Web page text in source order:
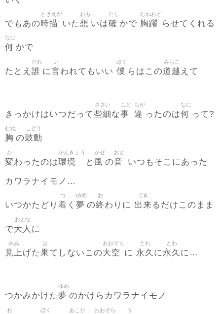
でもあの時描
ときえが
いた想
おも
いは確
たし
かで 胸躍
むねおど
らせてくれる
何
なに
かで
たとえ 誰
だれ
に言
い
われてもいい 僕
ぼく
らはこの道越
みちこ
えて
きっかけはいつだって些細
ささい
な事
こと
違
ちが
ったのは何
なに
って?
胸
むね
の鼓動
こどう
変
か
わったのは環境
かんきょう
と 風
かぜ
の音
おと
いつもそこにあった
カワラナイモノ…
いつかたどり 着
つ
く 夢
ゆめ
の終
お
わりに 出来
でき
るだけこのまま
で大人
おとな
に
見上
みあ
げた果
は
てしないこの大空
おおぞら
に 永久
とわ
に永久
とわ
に…
つかみかけた夢
ゆめ
のかけらカワラナイモノ
お ぼく あこが おおぞら う